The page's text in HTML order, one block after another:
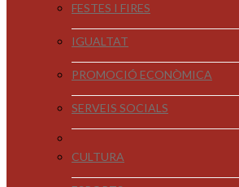
FESTES I FIRES
IGUALTAT
PROMOCIÓ ECONÒMICA
SERVEIS SOCIALS
CULTURA